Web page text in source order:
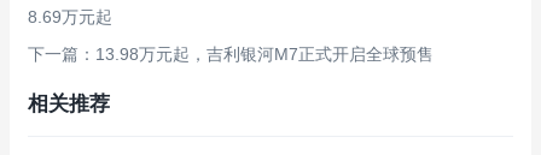
8.69万元起
下一篇：13.98万元起，吉利银河M7正式开启全球预售
相关推荐